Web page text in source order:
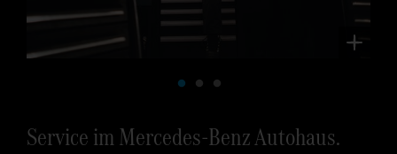
Service im Mercedes-Benz Autohaus.